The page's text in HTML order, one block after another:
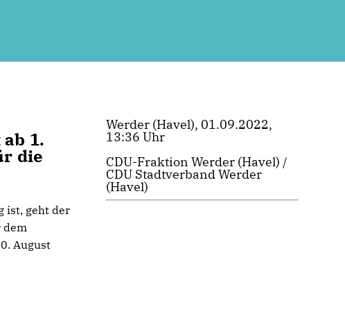
1.
die
ist, geht der
dem
August
Werder (Havel), 01.09.2022,
13:36 Uhr
CDU-Fraktion Werder (Havel) /
CDU Stadtverband Werder
(Havel)